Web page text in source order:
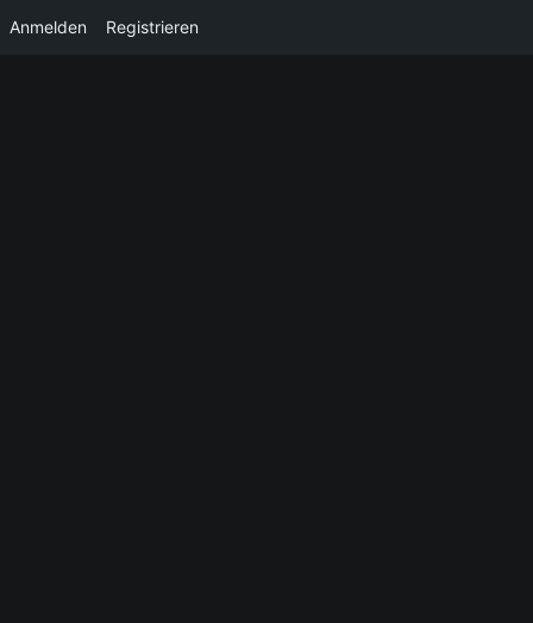
Anmelden Registrieren